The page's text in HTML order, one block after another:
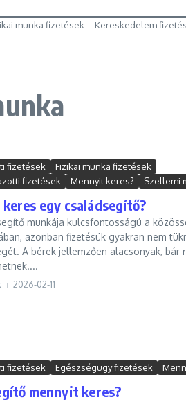
munka fizetések Kereskedelem
fizetések
Fizikai munka fizetések
fizetések
Mennyit keres? Szellemi
egy családsegítő?
munkája kulcsfontosságú a
azonban fizetésük gyakran nem
A bérek jellemzően alacsonyak, bár
2026-02-11
fizetések Egészségügy fizetések
mennyit keres?